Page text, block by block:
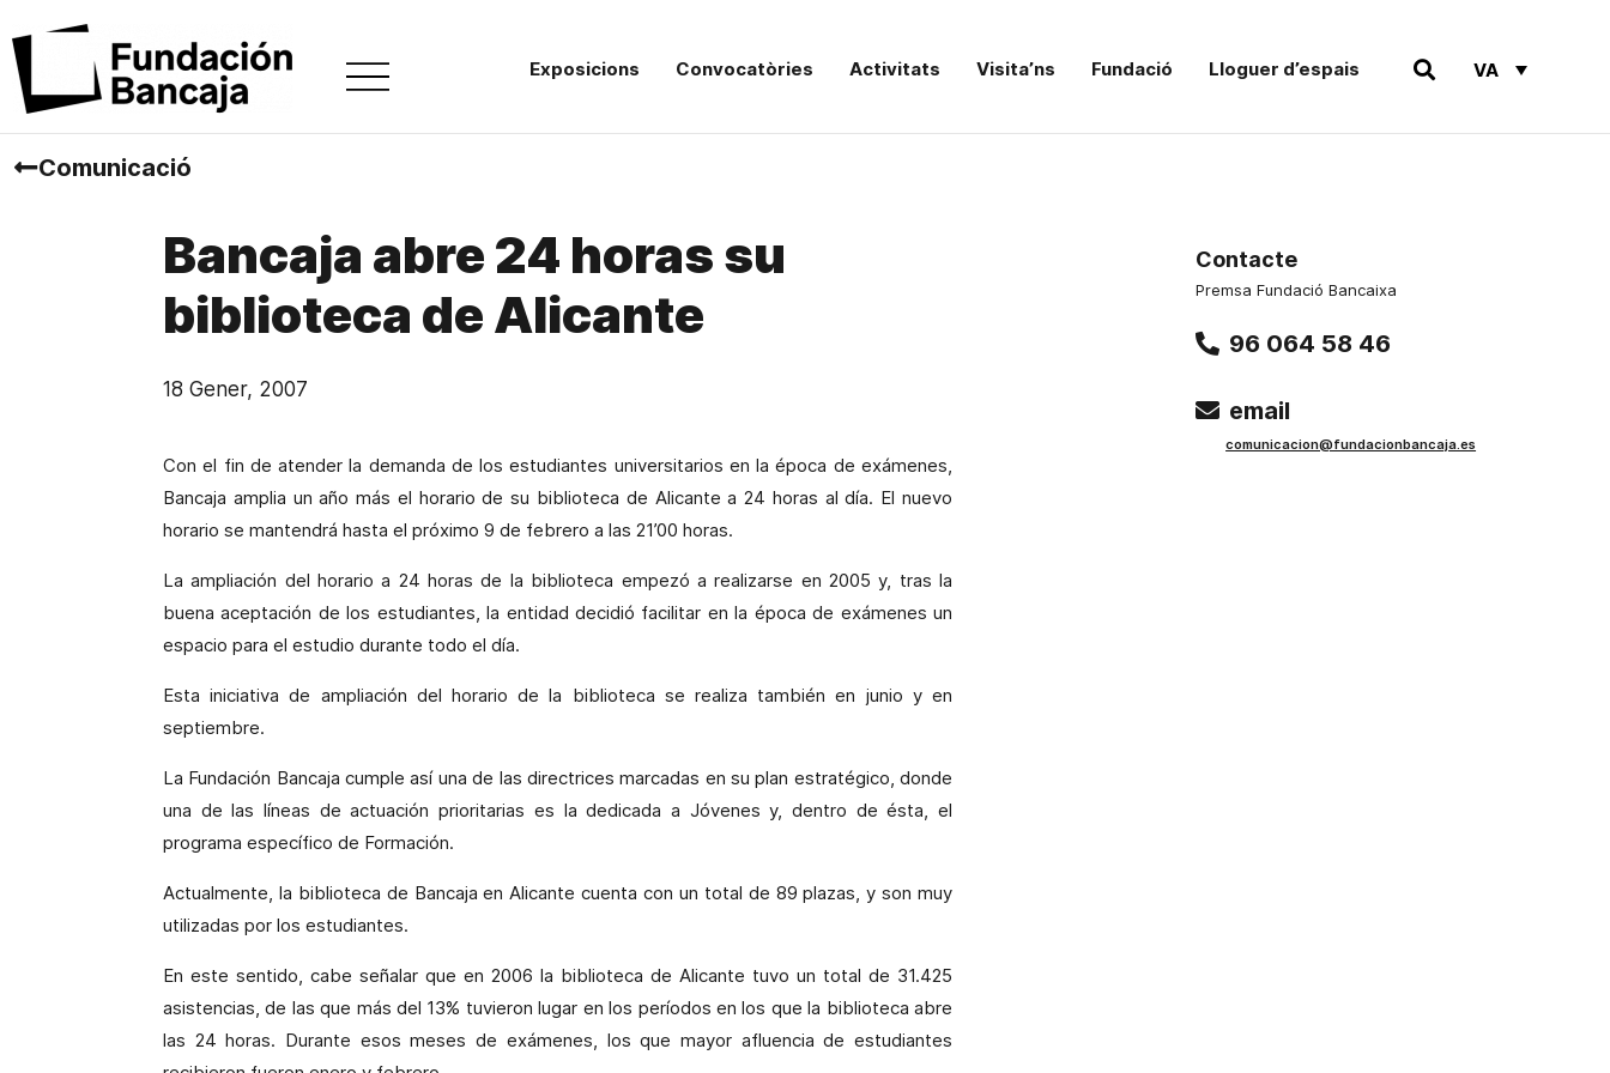
Exposicions Convocatòries Activitats Visita’ns Fundació Lloguer d’espais VA
Comunicació
Bancaja abre 24 horas su
biblioteca de Alicante
18 Gener, 2007
Con el fin de atender la demanda de los estudiantes universitarios en la época de exámenes,
Bancaja amplia un año más el horario de su biblioteca de Alicante a 24 horas al día. El nuevo
horario se mantendrá hasta el próximo 9 de febrero a las 21’00 horas.
La ampliación del horario a 24 horas de la biblioteca empezó a realizarse en 2005 y, tras la
buena aceptación de los estudiantes, la entidad decidió facilitar en la época de exámenes un
espacio para el estudio durante todo el día.
Esta iniciativa de ampliación del horario de la biblioteca se realiza también en junio y en
septiembre.
La Fundación Bancaja cumple así una de las directrices marcadas en su plan estratégico, donde
una de las líneas de actuación prioritarias es la dedicada a Jóvenes y, dentro de ésta, el
programa específico de Formación.
Actualmente, la biblioteca de Bancaja en Alicante cuenta con un total de 89 plazas, y son muy
utilizadas por los estudiantes.
En este sentido, cabe señalar que en 2006 la biblioteca de Alicante tuvo un total de 31.425
asistencias, de las que más del 13% tuvieron lugar en los períodos en los que la biblioteca abre
las 24 horas. Durante esos meses de exámenes, los que mayor afluencia de estudiantes
Contacte
Premsa Fundació Bancaixa
96 064 58 46
email
comunicacion@fundacionbancaja.es